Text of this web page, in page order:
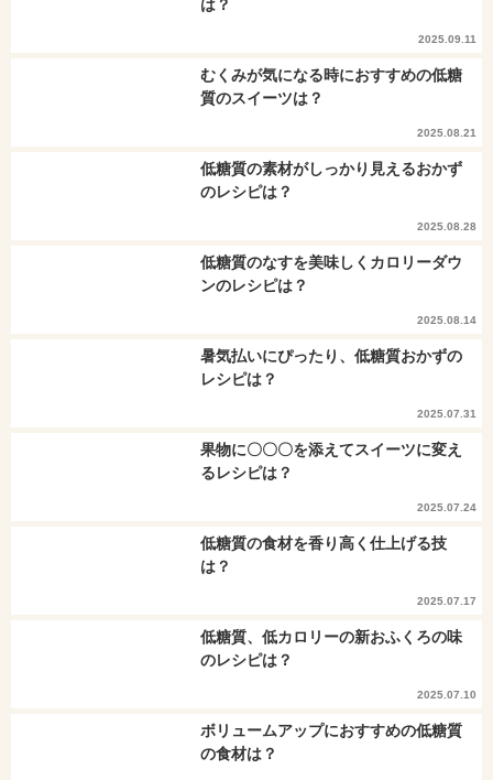
は？
2025.09.11
むくみが気になる時におすすめの低糖
質のスイーツは？
2025.08.21
低糖質の素材がしっかり見えるおかず
のレシピは？
2025.08.28
低糖質のなすを美味しくカロリーダウ
ンのレシピは？
2025.08.14
暑気払いにぴったり、低糖質おかずの
レシピは？
2025.07.31
果物に〇〇〇を添えてスイーツに変え
るレシピは？
2025.07.24
低糖質の食材を香り高く仕上げる技
は？
2025.07.17
低糖質、低カロリーの新おふくろの味
のレシピは？
2025.07.10
ボリュームアップにおすすめの低糖質
の食材は？